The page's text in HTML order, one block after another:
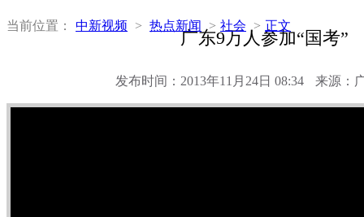
当前位置： 中新视频 > 热点新闻 > 社会 > 正文
广东9万人参加“国考”
发布时间：2013年11月24日 08:34 来源：